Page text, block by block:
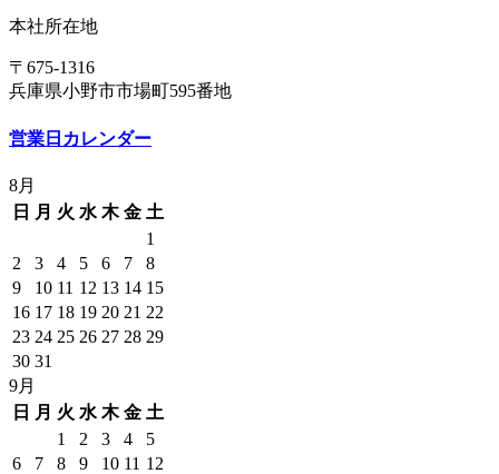
本社所在地
〒675-1316
兵庫県小野市市場町595番地
営業日カレンダー
8月
日
月 火 水 木 金 土
1
2
3 4 5 6 7
8
9
10 11 12 13 14 15
16 17 18 19 20 21 22
23 24 25 26 27 28 29
30 31
9月
日
月 火 水 木 金 土
1
2 3 4
5
6
7 8 9 10 11 12